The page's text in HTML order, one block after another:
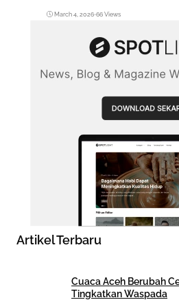
March 4, 2026•66 Views
Artikel Terbaru
Cuaca Aceh Berubah
Tingkatkan Waspada